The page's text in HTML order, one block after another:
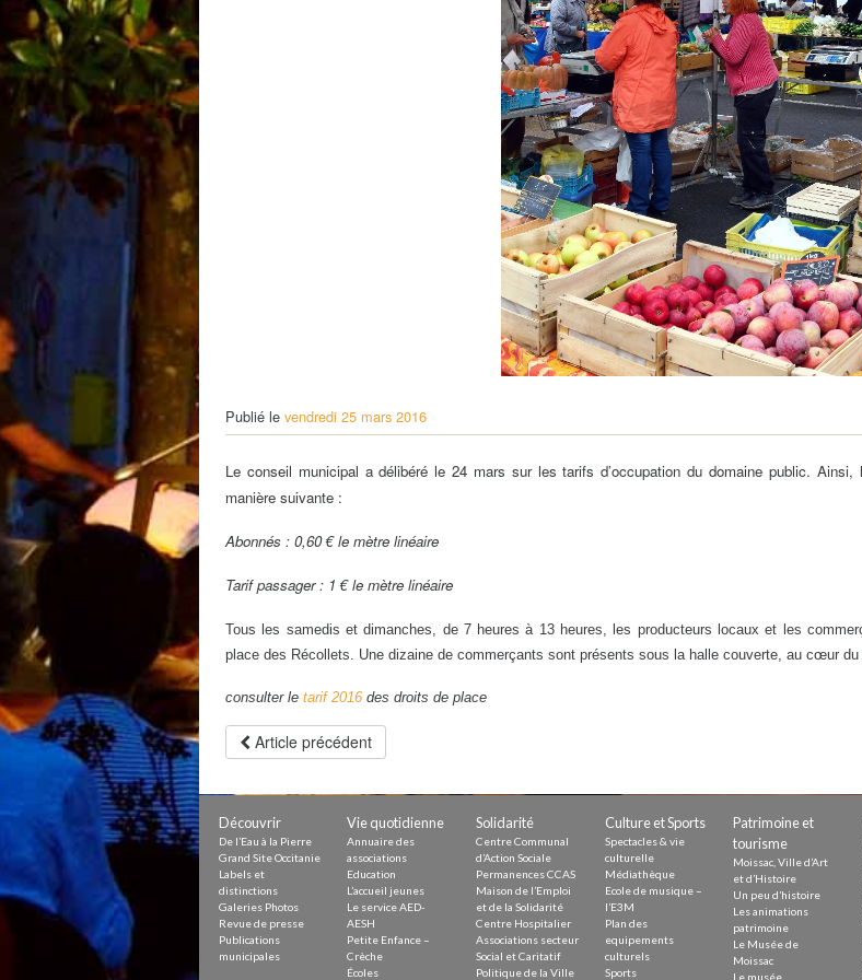
PAM – Pôle d’Attractivité de Moissac
Environnement développement durable
Crues
Publié le vendredi 25 mars 2016
Le conseil municipal a délibéré le 24 mars sur les tarifs d’occupation du domaine public.
manière suivante :
Abonnés : 0,60 € le mètre linéaire
Tarif passager : 1 € le mètre linéaire
Tous les samedis et dimanches, de 7 heures à 13 heures, les producteurs locaux et les
place des Récollets. Une dizaine de commerçants sont présents sous la halle couverte, au cœur du
consulter le tarif 2016 des droits de place
Article précédent
Découvrir
De l’Eau à la Pierre
Grand Site Occitanie
Labels et
distinctions
Galeries Photos
Revue de presse
Publications
municipales
Vie quotidienne
Annuaire des
associations
Education
L’accueil jeunes
Le service AED-
AESH
Petite Enfance –
Crèche
Écoles
Solidarité
Centre Communal
d’Action Sociale
Permanences CCAS
Maison de l’Emploi
et de la Solidarité
Centre Hospitalier
Associations secteur
Social et Caritatif
Politique de la Ville
Culture et Sports
Spectacles & vie
culturelle
Médiathèque
Ecole de musique –
l’E3M
Plan des
equipements
culturels
Sports
Patrimoine et
tourisme
Moissac, Ville d’Art
et d’Histoire
Un peu d’histoire
Les animations
patrimoine
Le Musée de
Moissac
Le musée